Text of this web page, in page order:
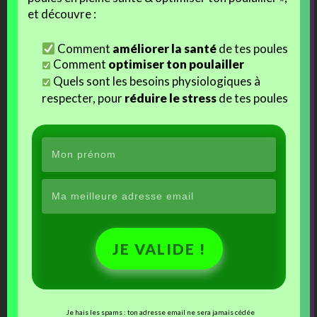
Facebook
J’aime ça :
Ces articles devraient vous intéresser :
« Choco Pek »
et découvre :
Comment améliorer la santéde tes poules
Comment optimiser ton poulailler
Quels sont les besoins physiologiques à
respecter, pourréduire le stressde tes poules
JE VALIDE !
Je hais les spams : ton adresse email ne sera jamais cédée